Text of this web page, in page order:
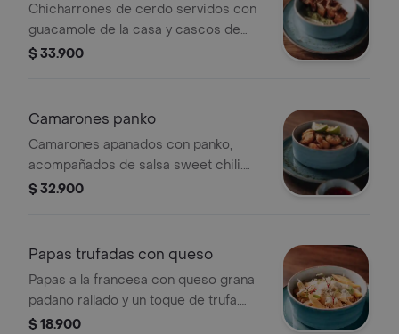
Chicharrones de cerdo servidos con
guacamole de la casa y cascos de
limón.
$ 33.900
Camarones panko
Camarones apanados con panko,
acompañados de salsa sweet chili.
Incluye rodajas de limón.
$ 32.900
Papas trufadas con queso
Papas a la francesa con queso grana
padano rallado y un toque de trufa.
Acompañadas de mayonesa de fruta.
$ 18.900